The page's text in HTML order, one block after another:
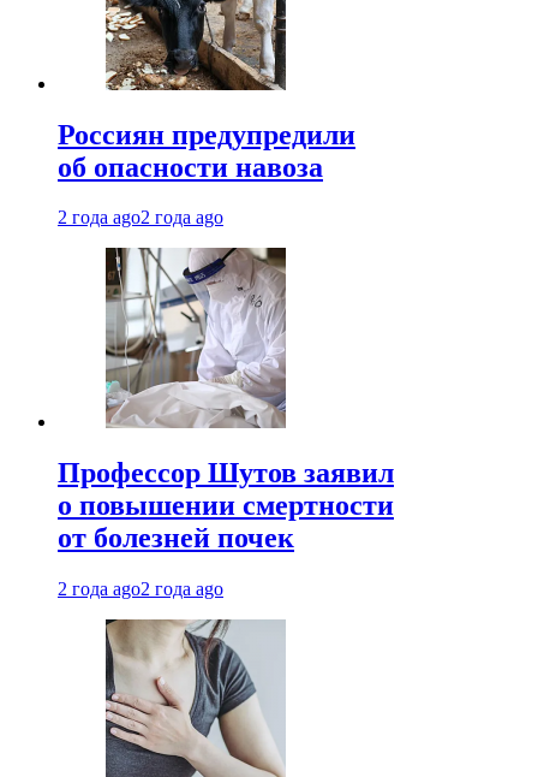
Россиян предупредили
об опасности навоза
2 года ago2 года ago
Профессор Шутов заявил
о повышении смертности
от болезней почек
2 года ago2 года ago